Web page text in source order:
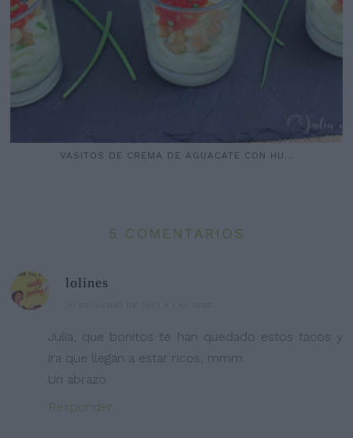
VASITOS DE CREMA DE AGUACATE CON HU...
5 COMENTARIOS
lolines
Julia, que bonitos te han quedado estos tacos y
ira que llegan a estar ricos, mmm.
Un abrazo.
Responder